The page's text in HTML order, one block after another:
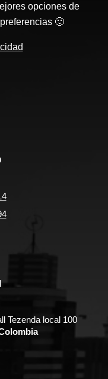
opciones de
🙂
Tezenda local 100